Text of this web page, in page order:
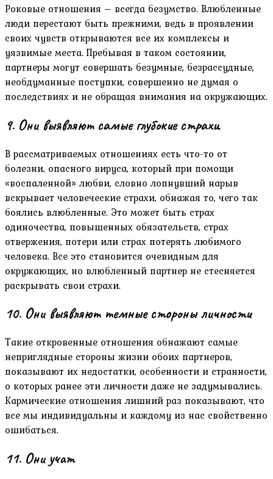
Роковые отношения – всегда безумство. Влюбленные
люди перестают быть прежними, ведь в проявлении
своих чувств открываются все их комплексы и
уязвимые места. Пребывая в таком состоянии,
партнеры могут совершать безумные, безрассудные,
необдуманные поступки, совершенно не думая о
последствиях и не обращая внимания на окружающих.
9. Они выявляют самые глубокие страхи
В рассматриваемых отношениях есть что-то от
болезни, опасного вируса, который при помощи
«воспаленной» любви, словно лопнувший нарыв
вскрывает человеческие страхи, обнажая то, чего так
боялись влюбленные. Это может быть страх
одиночества, повышенных обязательств, страх
отвержения, потери или страх потерять любимого
человека. Все это становится очевидным для
окружающих, но влюбленный партнер не стесняется
раскрывать свои страхи.
10. Они выявляют темные стороны личности
Такие откровенные отношения обнажают самые
неприглядные стороны жизни обоих партнеров,
показывают их недостатки, особенности и странности,
о которых ранее эти личности даже не задумывались.
Кармические отношения лишний раз показывают, что
все мы индивидуальны и каждому из нас свойственно
ошибаться.
11. Они учат